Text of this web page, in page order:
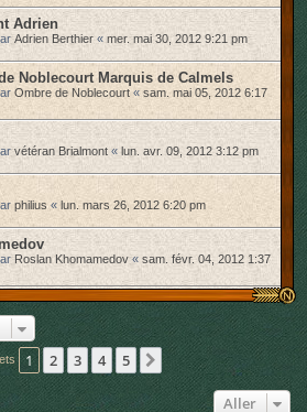
Adrien
Adrien Berthier « mer. mai 30, 2012 9:21 pm
Noblecourt Marquis de Calmels
Ombre de Noblecourt « sam. mai 05, 2012 6:17
vétéran Brialmont « lun. avr. 09, 2012 3:12 pm
philius« lun. mars 26, 2012 6:20 pm
Roslan Khomamedov« sam. févr. 04, 2012 1:37
1 2 3 4 5 Suivant
Aller